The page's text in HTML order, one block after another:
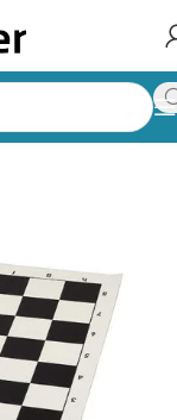
trikktrakk Male